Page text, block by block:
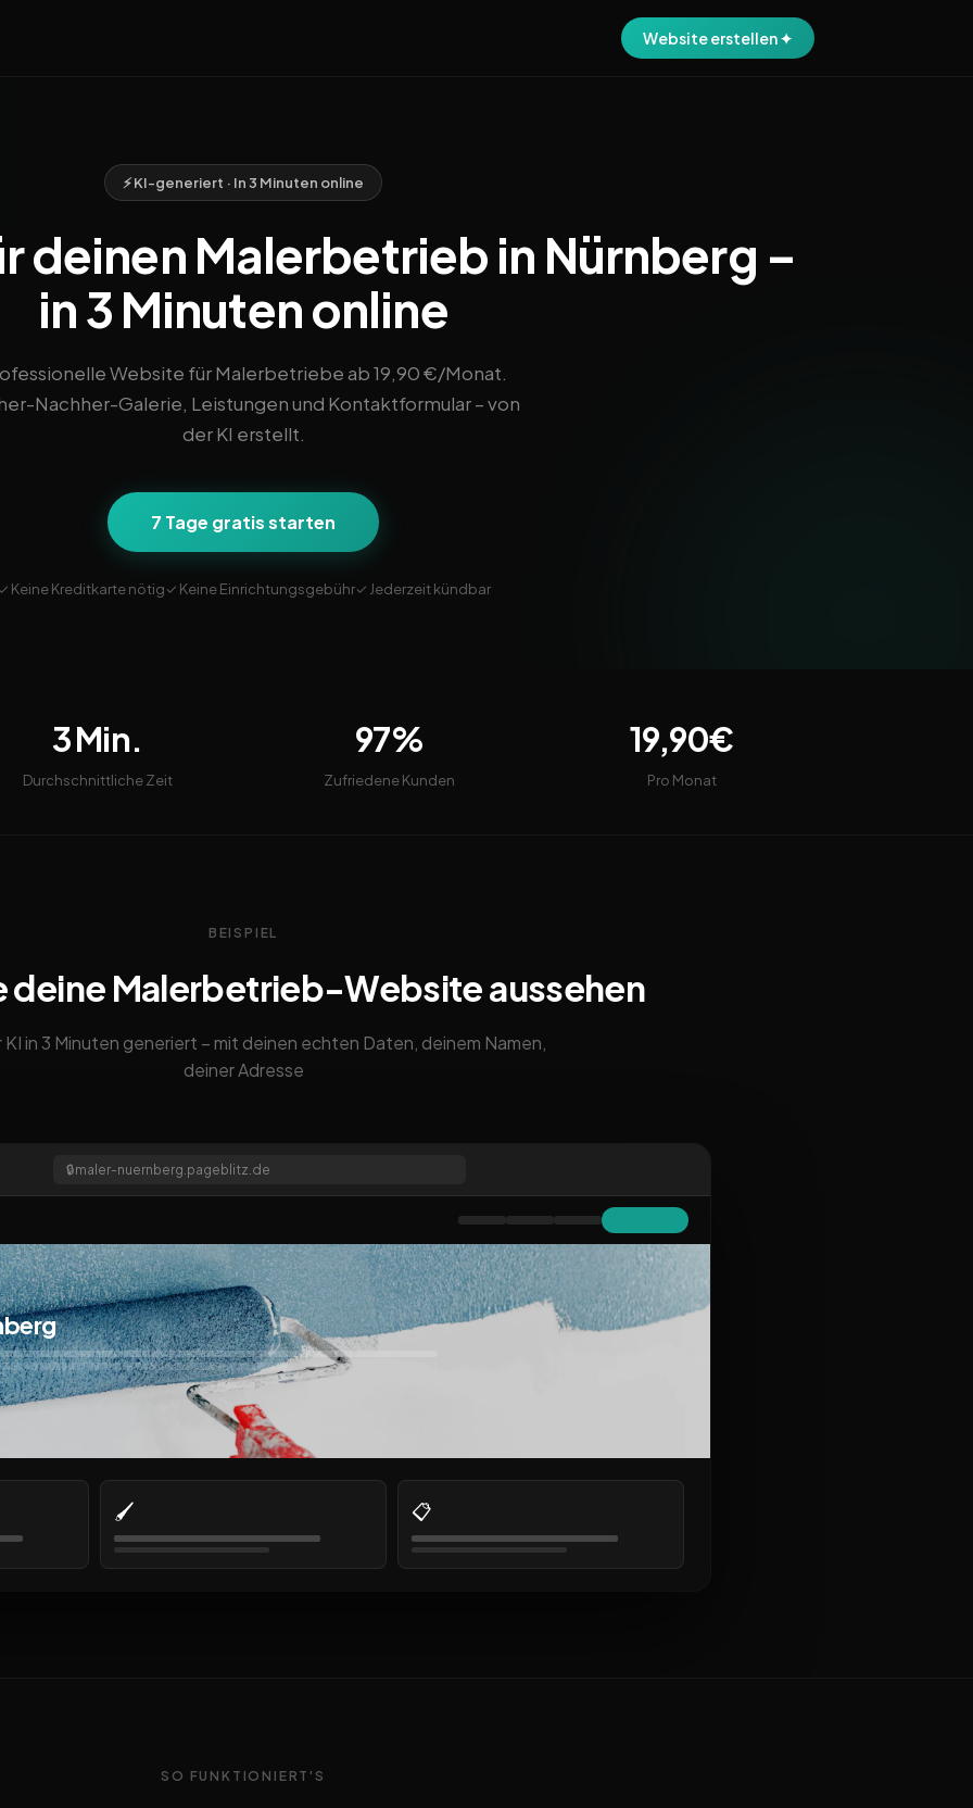
Website erstellen ✦
⚡ KI-generiert · In 3 Minuten online
deinen Malerbetrieb in Nürnberg –
in 3 Minuten online
Website für Malerbetriebe ab 19,90 €/Monat.
Nachher-Galerie, Leistungen und Kontaktformular – von
der KI erstellt.
7 Tage gratis starten
Keine Kreditkarte nötig✓ Keine Einrichtungsgebühr✓ Jederzeit kündbar
3 Min.
Durchschnittliche Zeit
97%
Zufriedene Kunden
19,90€
Pro Monat
BEISPIEL
deine Malerbetrieb-Website aussehen
KI in 3 Minuten generiert – mit deinen echten Daten, deinem Namen,
deiner Adresse
🔒maler-nuernberg.pageblitz.de
🖌️ 📋
SO FUNKTIONIERT'S